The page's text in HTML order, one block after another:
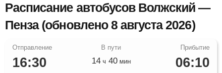
Расписание автобусов Волжский —
Пенза (обновлено 8 августа 2026)
16:30 06:10
14ч 40мин